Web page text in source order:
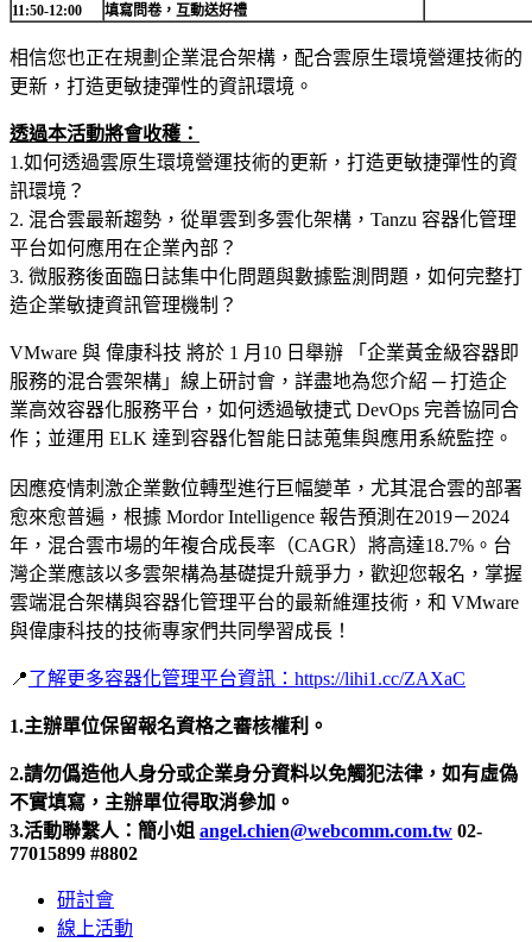
11:50-12:00 填寫問卷，互動送好禮
相信您也正在規劃企業混合架構，配合雲原生環境營運技術的
更新，打造更敏捷彈性的資訊環境。
透過本活動將會收穫：
1.如何透過雲原生環境營運技術的更新，打造更敏捷彈性的資
訊環境？
2. 混合雲最新趨勢，從單雲到多雲化架構，Tanzu 容器化管理
平台如何應用在企業內部？
3. 微服務後面臨日誌集中化問題與數據監測問題，如何完整打
造企業敏捷資訊管理機制？
VMware 與 偉康科技 將於 1 月10 日舉辦 「企業黃金級容器即
服務的混合雲架構」線上研討會，詳盡地為您介紹 ─ 打造企
業高效容器化服務平台，如何透過敏捷式 DevOps 完善協同合
作；並運用 ELK 達到容器化智能日誌蒐集與應用系統監控。
因應疫情刺激企業數位轉型進行巨幅變革，尤其混合雲的部署
愈來愈普遍，根據 Mordor Intelligence 報告預測在2019－2024
年，混合雲市場的年複合成長率（CAGR）將高達18.7%。台
灣企業應該以多雲架構為基礎提升競爭力，歡迎您報名，掌握
雲端混合架構與容器化管理平台的最新維運技術，和 VMware
與偉康科技的技術專家們共同學習成長！
📍了解更多容器化管理平台資訊：https://lihi1.cc/ZAXaC
1.主辦單位保留報名資格之審核權利。
2.請勿僞造他人身分或企業身分資料以免觸犯法律，如有虛偽
不實填寫，主辦單位得取消參加。
3.活動聯繫人：簡小姐 angel.chien@webcomm.com.tw 02-
77015899 #8802
研討會
線上活動